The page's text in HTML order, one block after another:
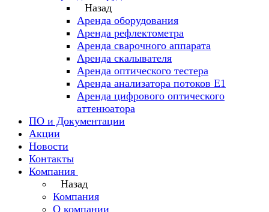
Назад
Аренда оборудования
Аренда рефлектометра
Аренда сварочного аппарата
Аренда скалывателя
Аренда оптического тестера
Аренда анализатора потоков Е1
Аренда цифрового оптического
аттенюатора
ПО и Документации
Акции
Новости
Контакты
Компания
Назад
Компания
О компании